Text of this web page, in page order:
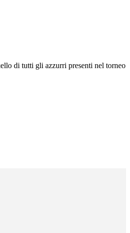
di tutti gli azzurri presenti nel torneo